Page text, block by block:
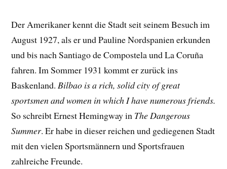
Der Amerikaner kennt die Stadt seit seinem Besuch im
August 1927, als er und Pauline Nordspanien erkunden
und bis nach Santiago de Compostela und La Coruña
fahren. Im Sommer 1931 kommt er zurück ins
Baskenland.Bilbao is a rich, solid city of great
sportsmen and women in which I have numerous friends.
So schreibt Ernest Hemingway in The Dangerous
Summer. Er habe in dieser reichen und gediegenen Stadt
mit den vielen Sportsmännern und Sportsfrauen
zahlreiche Freunde.